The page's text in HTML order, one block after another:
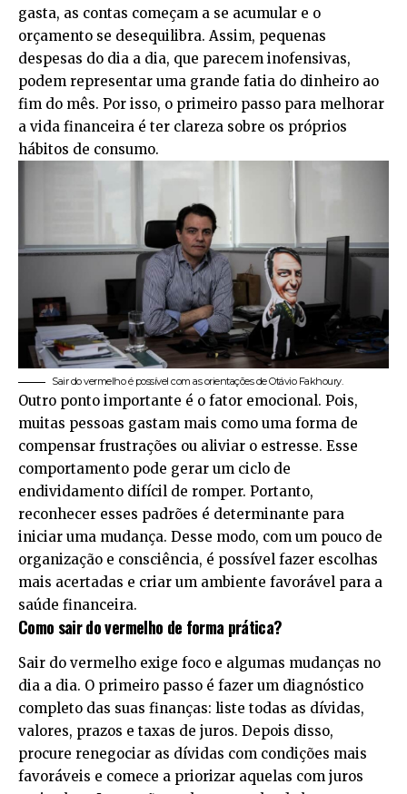
gasta, as contas começam a se acumular e o
orçamento se desequilibra. Assim, pequenas
despesas do dia a dia, que parecem inofensivas,
podem representar uma grande fatia do dinheiro ao
fim do mês. Por isso, o primeiro passo para melhorar
a vida financeira é ter clareza sobre os próprios
hábitos de consumo.
Sair do vermelho é possível com as orientações de Otávio Fakhoury.
Outro ponto importante é o fator emocional. Pois,
muitas pessoas gastam mais como uma forma de
compensar frustrações ou aliviar o estresse. Esse
comportamento pode gerar um ciclo de
endividamento difícil de romper. Portanto,
reconhecer esses padrões é determinante para
iniciar uma mudança. Desse modo, com um pouco de
organização e consciência, é possível fazer escolhas
mais acertadas e criar um ambiente favorável para a
saúde financeira.
Como sair do vermelho de forma prática?
Sair do vermelho exige foco e algumas mudanças no
dia a dia. O primeiro passo é fazer um diagnóstico
completo das suas finanças: liste todas as dívidas,
valores, prazos e taxas de juros. Depois disso,
procure renegociar as dívidas com condições mais
favoráveis e comece a priorizar aquelas com juros